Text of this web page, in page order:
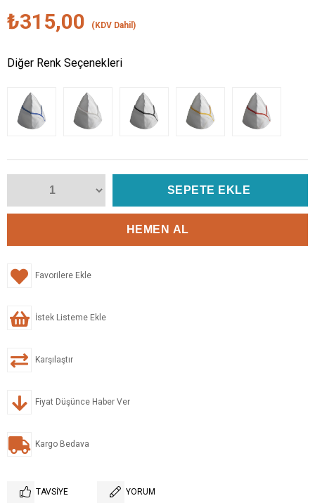
₺315,00 (KDV Dahil)
Diğer Renk Seçenekleri
Favorilere Ekle
İstek Listeme Ekle
Karşılaştır
Fiyat Düşünce Haber Ver
Kargo Bedava
TAVSIYE YORUM